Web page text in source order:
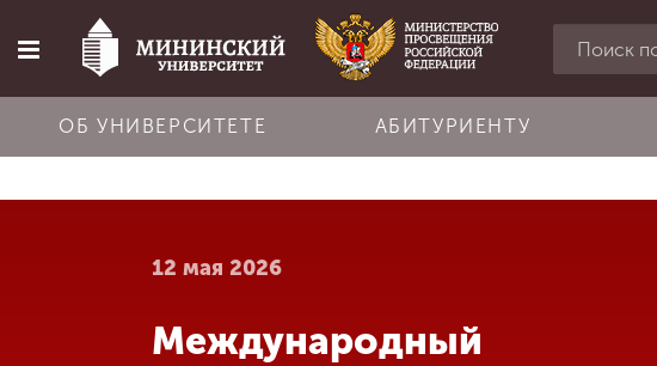
Главная
Об университете
Абитуриенту
ОБ УНИВЕРСИТЕТЕ АБИТУРИЕНТУ
12 мая 2026
Международный